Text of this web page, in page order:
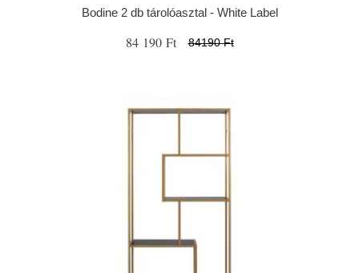
Bodine 2 db tárolóasztal - White Label
84 190 Ft 84190 Ft